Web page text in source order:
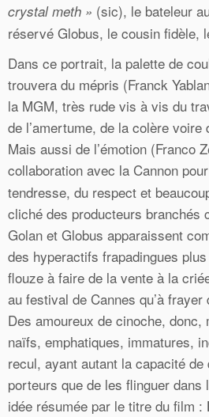
crystal meth » (sic), le bateleur
réservé Globus, le cousin fidèle,
Dans ce portrait, la palette de
trouvera du mépris (Franck
la MGM, très rude vis à vis du
de l’amertume, de la colère
Mais aussi de l’émotion (Franco
collaboration avec la Cannon
tendresse, du respect et
cliché des producteurs branchés
Golan et Globus apparaissent
des hyperactifs frapadingues
flouze à faire de la vente à la
au festival de Cannes qu’à
Des amoureux de cinoche, donc,
naïfs, emphatiques, immatures,
recul, ayant autant la capacité
porteurs que de les flinguer dans
idée résumée par le titre du film :